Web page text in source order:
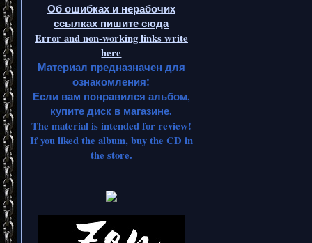
Об ошибках и нерабочих
ссылках пишите сюда
Error and non-working links write
here
Материал предназначен для
ознакомления!
Если вам понравился альбом,
купите диск в магазине.
The material is intended for review!
If you liked the album, buy the CD in
the store.